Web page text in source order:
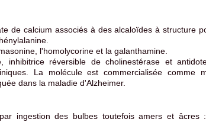
de calcium associés à des alcaloïdes à structure
l'homolycorine et la galanthamine.
inhibitrice réversible de cholinestérase et
La molécule est commercialisée comme
dans la maladie d'Alzheimer.
ingestion des bulbes toutefois amers et âcres